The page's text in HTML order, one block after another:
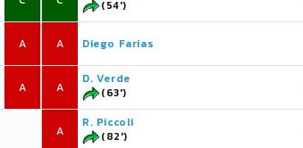
A
A
(54')
A Diego Farias
A
D. Verde
(63')
A
R. Piccoli
(82')